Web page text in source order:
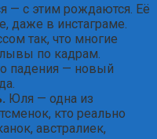
— с этим рождаются. Её
даже в инстаграме.
так, что многие
по кадрам.
падения — новый
Юля — одна из
кто реально
австралиек,